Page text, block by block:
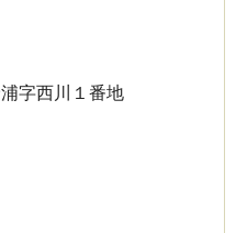
字西川１番地